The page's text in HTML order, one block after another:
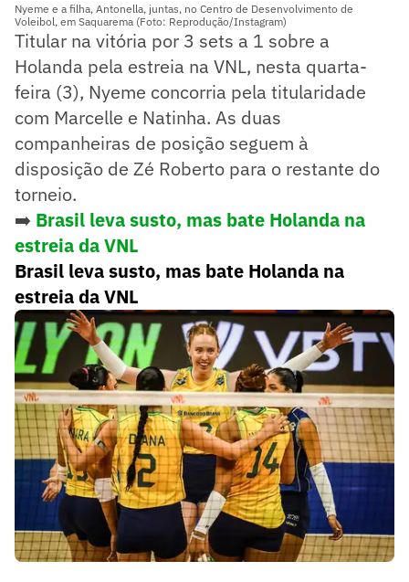
Nyeme e a filha, Antonella, juntas, no Centro de Desenvolvimento de
Voleibol, em Saquarema (Foto: Reprodução/Instagram)
Titular na vitória por 3 sets a 1 sobre a
Holanda pela estreia na VNL, nesta quarta-
feira (3), Nyeme concorria pela titularidade
com Marcelle e Natinha. As duas
companheiras de posição seguem à
disposição de Zé Roberto para o restante do
torneio.
➡️ Brasil leva susto, mas bate Holanda na
estreia da VNL
Brasil leva susto, mas bate Holanda na
estreia da VNL